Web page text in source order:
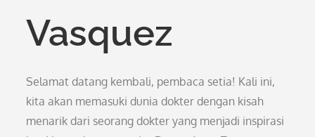
Vasquez
Selamat datang kembali, pembaca setia! Kali ini,
kita akan memasuki dunia dokter dengan kisah
menarik dari seorang dokter yang menjadi inspirasi